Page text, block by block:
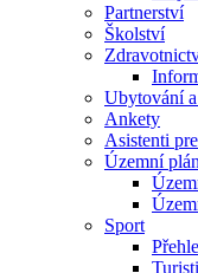
Partnerství
Školství
Ubytování
Ankety
Asistenti
Územní
Sport